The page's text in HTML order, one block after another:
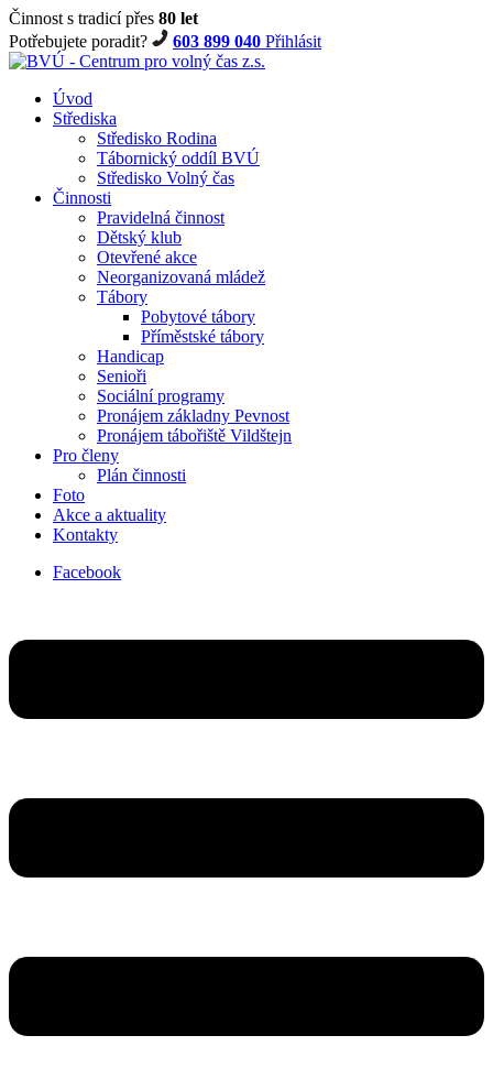
Činnost s tradicí přes 80 let
Potřebujete poradit?
603 899 040 Přihlásit
Úvod
Střediska
Středisko Rodina
Tábornický oddíl BVÚ
Středisko Volný čas
Činnosti
Pravidelná činnost
Dětský klub
Otevřené akce
Neorganizovaná mládež
Tábory
Pobytové tábory
Příměstské tábory
Handicap
Senioři
Sociální programy
Pronájem základny Pevnost
Pronájem tábořiště Vildštejn
Pro členy
Plán činnosti
Foto
Akce a aktuality
Kontakty
Facebook